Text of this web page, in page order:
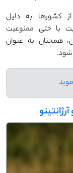
کشورها به دلیل
یا حتی ممنوعیت
همچنان به عنوان
شود.